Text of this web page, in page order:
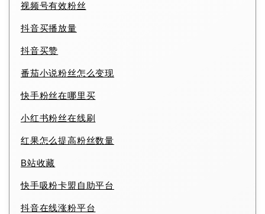
视频号有效粉丝
抖音买播放量
抖音买赞
番茄小说粉丝怎么变现
快手粉丝在哪里买
小红书粉丝在线刷
红果怎么提高粉丝数量
B站收藏
快手吸粉卡盟自助平台
抖音在线涨粉平台